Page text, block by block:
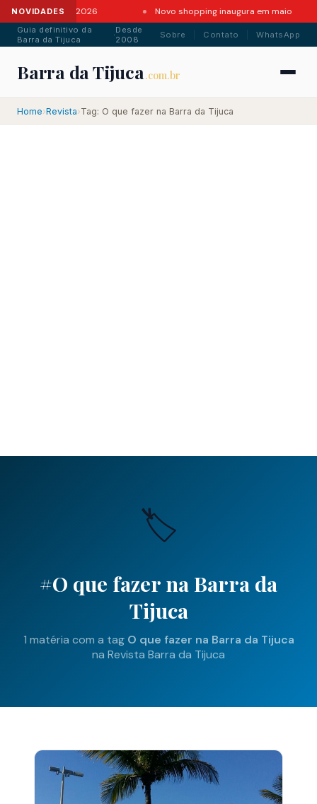
NOVIDADES
da Barra em 2026 Novo shopping inaugura em maio
Guia definitivo da
Barra da Tijuca
·Desde
2008
Sobre Contato WhatsApp
Barra da Tijuca .com.br
Home›Revista›Tag: O que fazer na Barra da Tijuca
🏷️
#O que fazer na Barra da
Tijuca
1 matéria com a tag O que fazer na Barra da Tijuca
na Revista Barra da Tijuca